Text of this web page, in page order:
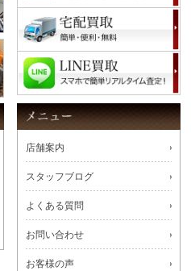
店舗案内
スタッフブログ
よくある質問
お問い合わせ
お客様の声